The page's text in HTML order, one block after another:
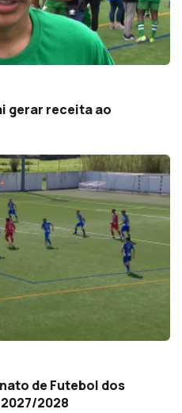
gerar receita ao
de Futebol dos
2028